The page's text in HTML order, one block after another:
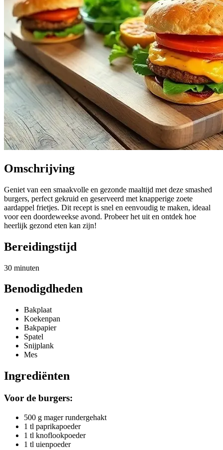
Omschrijving
Geniet van een smaakvolle en gezonde maaltijd met deze smashed
burgers, perfect gekruid en geserveerd met knapperige zoete
aardappel frietjes. Dit recept is snel en eenvoudig te maken, ideaal
voor een doordeweekse avond. Probeer het uit en ontdek hoe
heerlijk gezond eten kan zijn!
Bereidingstijd
30 minuten
Benodigdheden
Bakplaat
Koekenpan
Bakpapier
Spatel
Snijplank
Mes
Ingrediënten
Voor de burgers:
500 g mager rundergehakt
1 tl paprikapoeder
1 tl knoflookpoeder
1 tl uienpoeder